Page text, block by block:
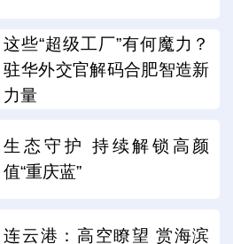
这些“超级工厂”有何魔力？
驻华外交官解码合肥智造新
力量
生态守护 持续解锁高颜
值“重庆蓝”
连云港：高空瞭望 赏海滨